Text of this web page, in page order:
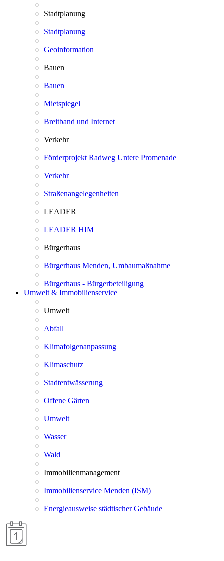
Stadtplanung
Stadtplanung
Geoinformation
Bauen
Bauen
Mietspiegel
Breitband und Internet
Verkehr
Förderprojekt Radweg Untere Promenade
Verkehr
Straßenangelegenheiten
LEADER
LEADER HIM
Bürgerhaus
Bürgerhaus Menden, Umbaumaßnahme
Bürgerhaus - Bürgerbeteiligung
Umwelt & Immobilienservice
Umwelt
Abfall
Klimafolgenanpassung
Klimaschutz
Stadtentwässerung
Offene Gärten
Umwelt
Wasser
Wald
Immobilienmanagement
Immobilienservice Menden (ISM)
Energieausweise städtischer Gebäude